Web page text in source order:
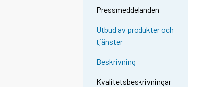
Pressmeddelanden
Utbud av produkter och
tjänster
Beskrivning
Kvalitetsbeskrivningar